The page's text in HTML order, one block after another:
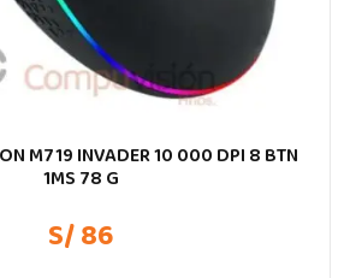
M719 INVADER 10 000 DPI 8 BTN
1MS 78 G
S/ 86